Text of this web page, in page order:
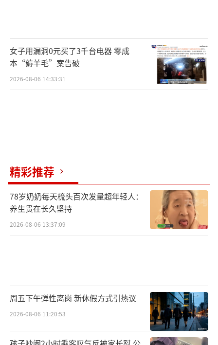
女子用漏洞0元买了3千台电器 零成
本“薅羊毛”案告破
2026-08-06 14:33:31
精彩推荐
78岁奶奶每天梳头百次发量超年轻人：
养生贵在长久坚持
2026-08-06 13:37:09
周五下午弹性离岗 新休假方式引热议
2026-08-06 11:20:53